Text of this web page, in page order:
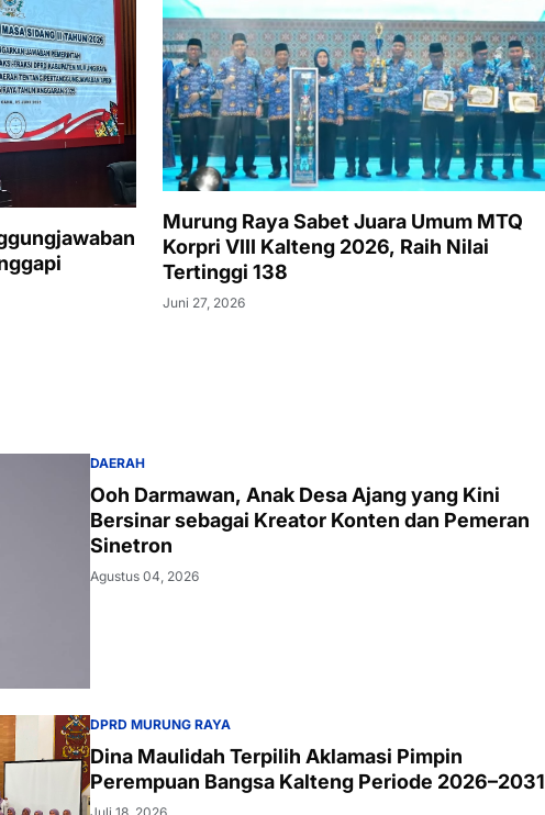
Murung Raya Sabet Juara Umum MTQ
Korpri VIII Kalteng 2026, Raih Nilai
Tertinggi 138
Juni 27, 2026
DAERAH
Ooh Darmawan, Anak Desa Ajang yang Kini
Bersinar sebagai Kreator Konten dan Pemeran
Sinetron
Agustus 04, 2026
DPRD MURUNG RAYA
Dina Maulidah Terpilih Aklamasi Pimpin
Perempuan Bangsa Kalteng Periode 2026–2031